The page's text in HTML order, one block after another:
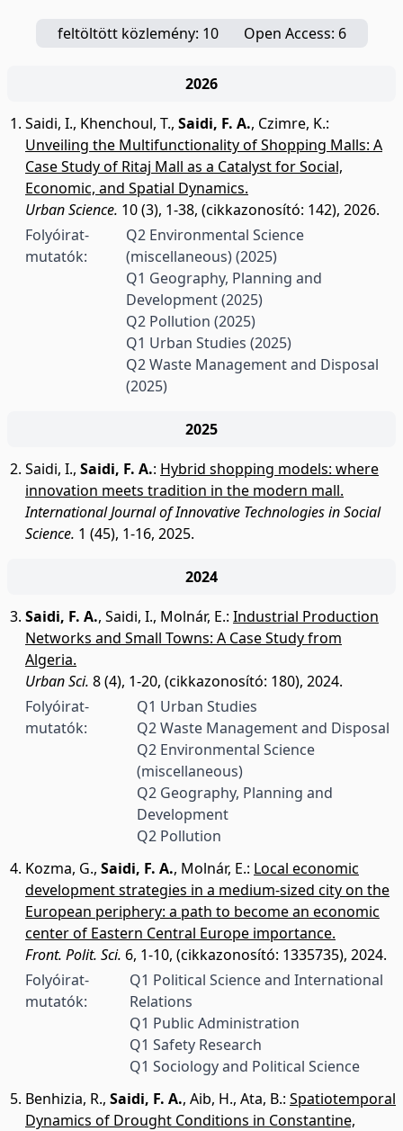
feltöltött közlemény: 10 Open Access: 6
2026
Saidi, I., Khenchoul, T., Saidi, F. A., Czimre, K.:
Unveiling the Multifunctionality of Shopping Malls: A
Case Study of Ritaj Mall as a Catalyst for Social,
Economic, and Spatial Dynamics.
Urban Science. 10 (3), 1-38, (cikkazonosító: 142), 2026.
Folyóirat-
mutatók:
Q2 Environmental Science
(miscellaneous)(2025)
Q1 Geography, Planning and
Development(2025)
Q2 Pollution(2025)
Q1 Urban Studies(2025)
Q2 Waste Management and Disposal
(2025)
2025
Saidi, I., Saidi, F. A.: Hybrid shopping models: where
innovation meets tradition in the modern mall.
International Journal of Innovative Technologies in Social
Science. 1 (45), 1-16, 2025.
2024
Saidi, F. A., Saidi, I., Molnár, E.: Industrial Production
Networks and Small Towns: A Case Study from
Algeria.
Urban Sci. 8 (4), 1-20, (cikkazonosító: 180), 2024.
Folyóirat-
mutatók:
Q1 Urban Studies
Q2 Waste Management and Disposal
Q2 Environmental Science
(miscellaneous)
Q2 Geography, Planning and
Development
Q2 Pollution
Kozma, G., Saidi, F. A., Molnár, E.: Local economic
development strategies in a medium-sized city on the
European periphery: a path to become an economic
center of Eastern Central Europe importance.
Front. Polit. Sci. 6, 1-10, (cikkazonosító: 1335735), 2024.
Folyóirat-
mutatók:
Q1 Political Science and International
Relations
Q1 Public Administration
Q1 Safety Research
Q1 Sociology and Political Science
Benhizia, R., Saidi, F. A., Aib, H., Ata, B.: Spatiotemporal
Dynamics of Drought Conditions in Constantine,